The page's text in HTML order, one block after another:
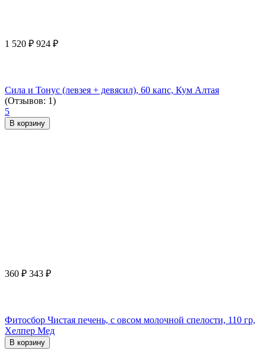
1 520 ₽ 924 ₽
Сила и Тонус (левзея + девясил), 60 капс, Кум Алтая
(Отзывов: 1)
5
В корзину
360 ₽ 343 ₽
Фитосбор Чистая печень, с овсом молочной спелости, 110 гр,
Хелпер Мед
В корзину